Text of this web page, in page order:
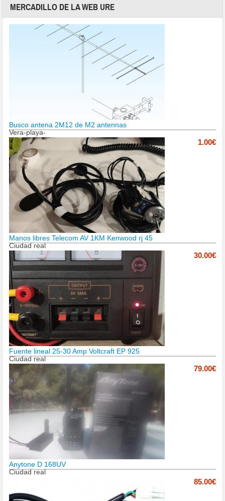
MERCADILLO DE LA WEB URE
Busco antena 2M12 de M2 antennas
Vera-playa-
1.00€
Manos libres Telecom AV 1KM Kenwood rj 45
Ciudad real
30.00€
Fuente lineal 25-30 Amp Voltcraft EP 925
Ciudad real
79.00€
Anytone D 168UV
Ciudad real
85.00€